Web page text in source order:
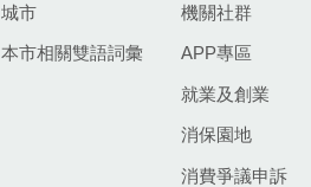
城市
本市相關雙語詞彙
機關社群
APP專區
就業及創業
消保園地
消費爭議申訴